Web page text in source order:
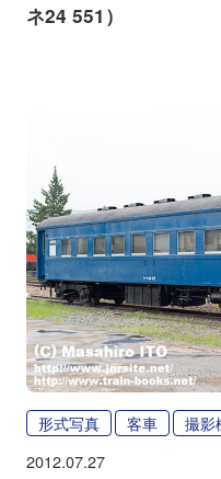
ネ24 551）
形式写真 客車 撮影
2012.07.27